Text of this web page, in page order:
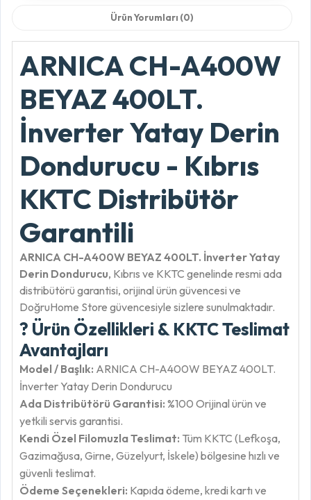
Ürün Yorumları (0)
ARNICA CH-A400W
BEYAZ 400LT.
İnverter Yatay Derin
Dondurucu - Kıbrıs
KKTC Distribütör
Garantili
ARNICA CH-A400W BEYAZ 400LT. İnverter Yatay
Derin Dondurucu, Kıbrıs ve KKTC genelinde resmi ada
distribütörü garantisi, orijinal ürün güvencesi ve
DoğruHome Store güvencesiyle sizlere sunulmaktadır.
? Ürün Özellikleri & KKTC Teslimat
Avantajları
Model / Başlık: ARNICA CH-A400W BEYAZ 400LT.
İnverter Yatay Derin Dondurucu
Ada Distribütörü Garantisi: %100 Orijinal ürün ve
yetkili servis garantisi.
Kendi Özel Filomuzla Teslimat: Tüm KKTC (Lefkoşa,
Gazimağusa, Girne, Güzelyurt, İskele) bölgesine hızlı ve
güvenli teslimat.
Ödeme Seçenekleri: Kapıda ödeme, kredi kartı ve